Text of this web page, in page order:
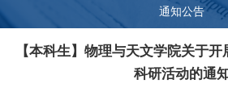
通知公告
【本科生】物理与天文学院关于
科研活动的通